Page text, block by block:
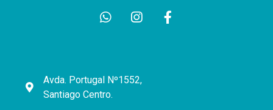
Avda. Portugal Nº1552,
Santiago Centro.